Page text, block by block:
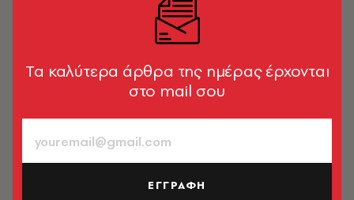
2019 | Έγχρ. | Διάρκεια: 130'
Tα καλύτερα άρθρα της ημέρας έρχονται
στο mail σου
ΕΓΓΡΑΦΗ